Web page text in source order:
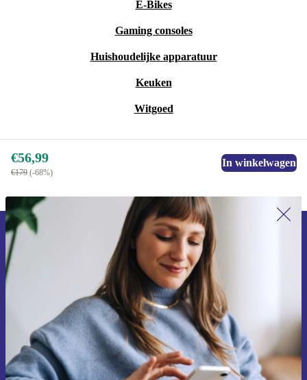
E-Bikes
Gaming consoles
Huishoudelijke apparatuur
Keuken
Witgoed
€56,99
€179 (-68%)
In winkelwagen
Meld je aan voor onze nieuwsbrief en
ontvang €15 korting!
Mis nooit meer een aanbieding.
Voucher aanvragen
Informatie over het gebruik van persoonsgegevens vind je in ons